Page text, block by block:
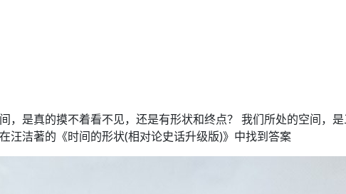
，是真的摸不着看不见，还是有形状和终点？ 我们所处的空间，
汪洁著的《时间的形状(相对论史话升级版)》中找到答案